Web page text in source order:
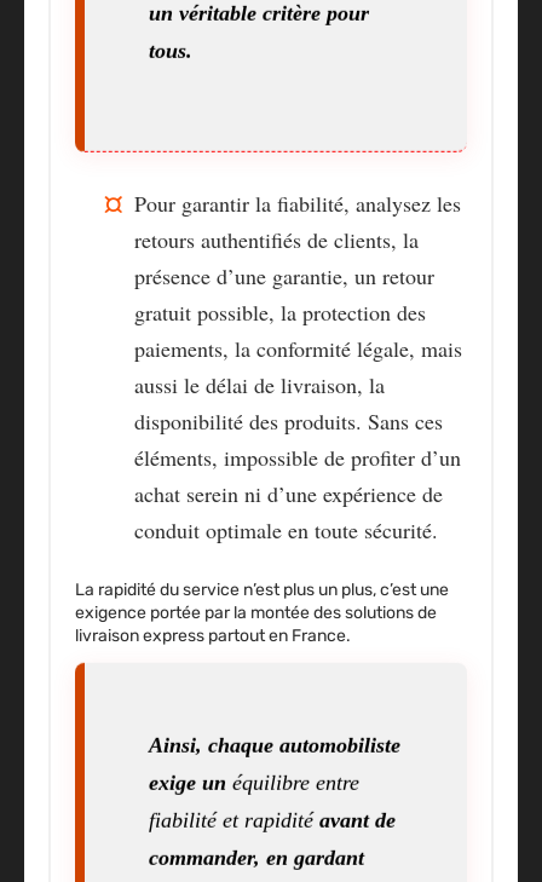
un véritable critère pour
tous.
Pour garantir la fiabilité, analysez les
retours authentifiés de clients, la
présence d’une garantie, un retour
gratuit possible, la protection des
paiements, la conformité légale, mais
aussi le délai de livraison, la
disponibilité des produits. Sans ces
éléments, impossible de profiter d’un
achat serein ni d’une expérience de
conduit optimale en toute sécurité.
La rapidité du service n’est plus un plus, c’est une
exigence portée par la montée des solutions de
livraison express partout en France.
Ainsi, chaque automobiliste
exige un équilibre entre
fiabilité et rapiditéavant de
commander, en gardant